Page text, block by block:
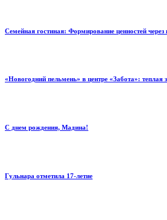
Семейная гостиная: Формирование ценностей через
«Новогодний пельмень» в центре «Забота»: теплая
С днем рождения, Мадина!
Гульнара отметила 17‑летие